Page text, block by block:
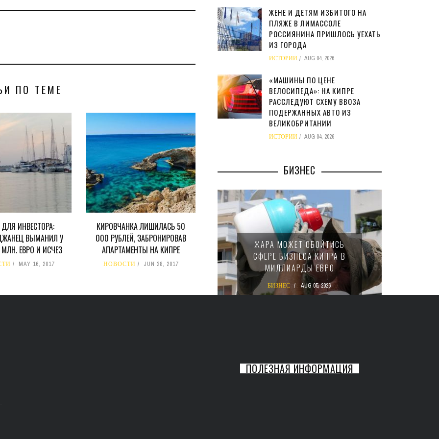
ПО ТЕМЕ
ИНВЕСТОРА:
ВЫМАНИЛ У
МЛН. ЕВРО И ИСЧЕЗ
MAY 16, 2017
КИРОВЧАНКА ЛИШИЛАСЬ 50
000 РУБЛЕЙ, ЗАБРОНИРОВАВ
АПАРТАМЕНТЫ НА КИПРЕ
НОВОСТИ JUN 28, 2017
ЖЕНЕ И ДЕТЯМ ИЗБИТОГО НА
ПЛЯЖЕ В ЛИМАССОЛЕ
РОССИЯНИНА ПРИШЛОСЬ УЕХАТЬ
ИЗ ГОРОДА
ИСТОРИИ AUG 04, 2026
«МАШИНЫ ПО ЦЕНЕ
ВЕЛОСИПЕДА»: НА КИПРЕ
РАССЛЕДУЮТ СХЕМУ ВВОЗА
ПОДЕРЖАННЫХ АВТО ИЗ
ВЕЛИКОБРИТАНИИ
ИСТОРИИ AUG 04, 2026
БИЗНЕС
В 2028 ГОДУ ENI НАЧНЕТ
ДОБЫЧУ ГАЗА НА
МЕСТОРОЖДЕНИИ KRONOS
ЖАРА МОЖЕТ ОБОЙТИСЬ
СФЕРЕ БИЗНЕСА КИПРА В
МИЛЛИАРДЫ ЕВРО
БИЗНЕС AUG 05, 2026
ПОЛЕЗНАЯ ИНФОРМАЦИЯ